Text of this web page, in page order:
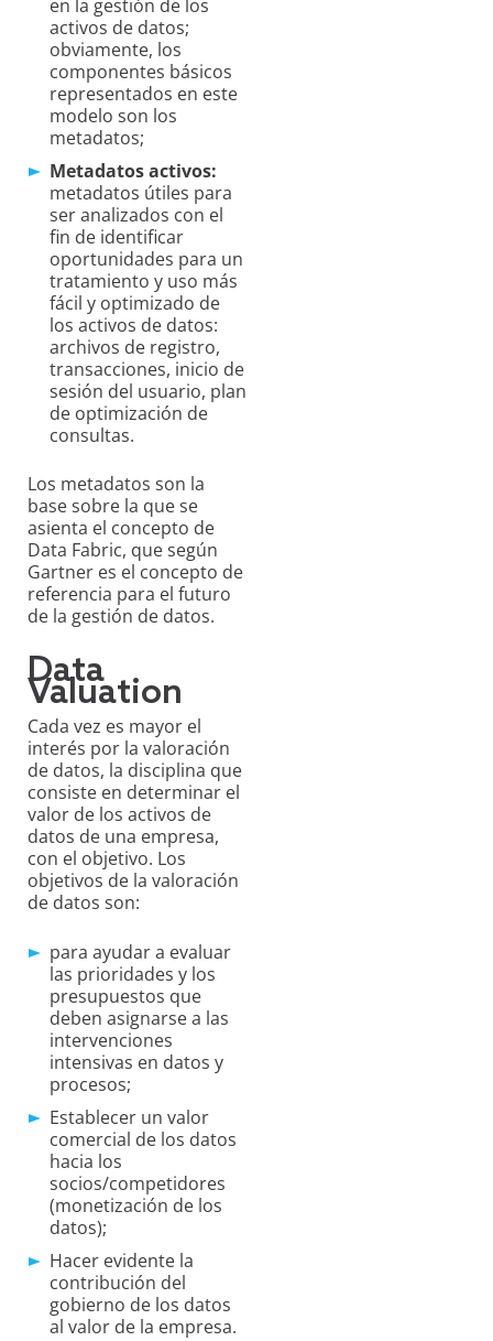
en la gestión de los
activos de datos;
obviamente, los
componentes básicos
representados en este
modelo son los
metadatos;
Metadatos activos:
metadatos útiles para
ser analizados con el
fin de identificar
oportunidades para un
tratamiento y uso más
fácil y optimizado de
los activos de datos:
archivos de registro,
transacciones, inicio de
sesión del usuario, plan
de optimización de
consultas.
Los metadatos son la
base sobre la que se
asienta el concepto de
Data Fabric, que según
Gartner es el concepto de
referencia para el futuro
de la gestión de datos.
Data
Valuation
Cada vez es mayor el
interés por la valoración
de datos, la disciplina que
consiste en determinar el
valor de los activos de
datos de una empresa,
con el objetivo. Los
objetivos de la valoración
de datos son:
para ayudar a evaluar
las prioridades y los
presupuestos que
deben asignarse a las
intervenciones
intensivas en datos y
procesos;
Establecer un valor
comercial de los datos
hacia los
socios/competidores
(monetización de los
datos);
Hacer evidente la
contribución del
gobierno de los datos
al valor de la empresa.